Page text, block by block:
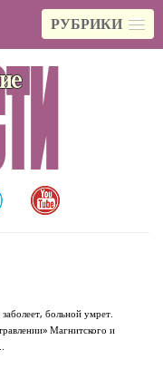
РУБРИКИ
больной умрет.
Магнитского и